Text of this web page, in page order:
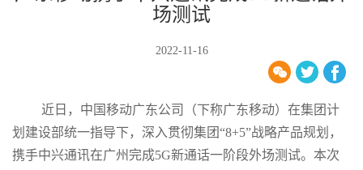
场测试
2022-11-16
近日，中国移动广东公司（下称广东移动）在集团计
划建设部统一指导下，深入贯彻集团“8+5”战略产品规划，
携手中兴通讯在广州完成5G新通话一阶段外场测试。本次